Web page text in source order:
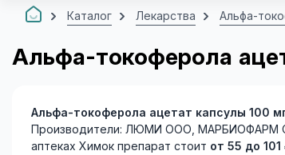
Каталог Лекарства Альфа-
Альфа-токоферола
Альфа-токоферола ацетат капсулы 100
Производители: ЛЮМИ ООО, МАРБИОФАРМ
аптеках Химок препарат стоит от 55 до 101